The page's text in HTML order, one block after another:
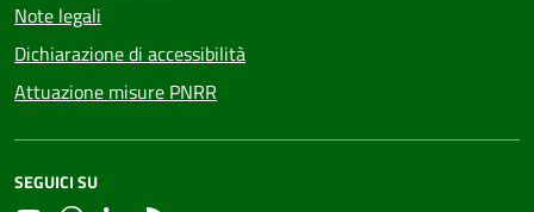
Note legali
Dichiarazione di accessibilità
Attuazione misure PNRR
SEGUICI SU